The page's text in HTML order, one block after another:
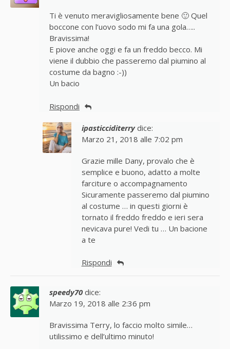
Ti è venuto meravigliosamente bene 🙂 Quel
boccone con l’uovo sodo mi fa una gola…..
Bravissima!
E piove anche oggi e fa un freddo becco. Mi
viene il dubbio che passeremo dal piumino al
costume da bagno :-))
Un bacio
Rispondi
ipasticciditerry dice:
Marzo 21, 2018 alle 7:02 pm
Grazie mille Dany, provalo che è
semplice e buono, adatto a molte
farciture o accompagnamento
Sicuramente passeremo dal piumino
al costume … in questi giorni è
tornato il freddo freddo e ieri sera
nevicava pure! Vedi tu … Un bacione
a te
Rispondi
speedy70 dice:
Marzo 19, 2018 alle 2:36 pm
Bravissima Terry, lo faccio molto simile…
utilissimo e dell’ultimo minuto!